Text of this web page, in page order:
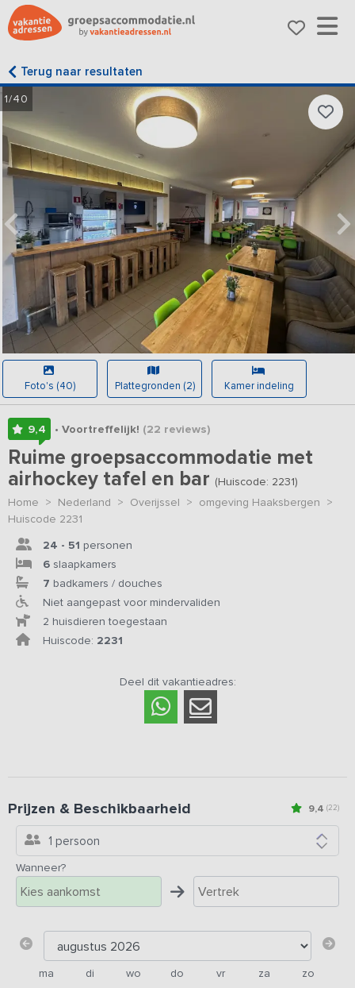
Terug naar resultaten
1/40
Foto's (40) Plattegronden (2) Kamer indeling
9,4 • Voortreffelijk! (22 reviews)
Ruime groepsaccommodatie met
airhockey tafel en bar (Huiscode: 2231)
Home > Nederland > Overijssel > omgeving Haaksbergen >
Huiscode 2231
24 - 51 personen
6 slaapkamers
7 badkamers / douches
Niet aangepast voor mindervaliden
2 huisdieren toegestaan
Huiscode: 2231
Deel dit vakantieadres:
9,4 (22)
Prijzen & Beschikbaarheid
1 persoon
Wanneer?
ma di wo do vr za zo